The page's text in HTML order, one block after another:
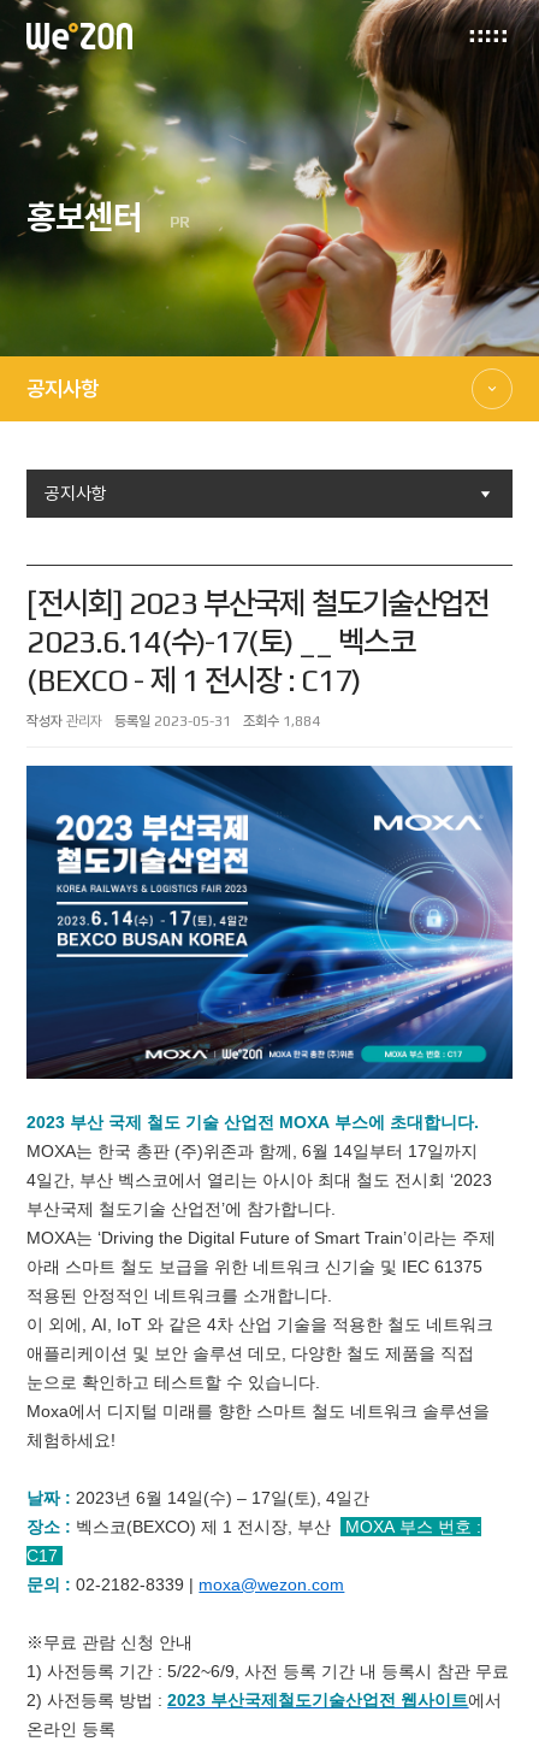
홍보센터 PR
공지사항
공지사항
[전시회] 2023 부산국제 철도기술산업전
2023.6.14(수)-17(토) __ 벡스코
(BEXCO - 제 1 전시장 : C17)
작성자 관리자 등록일 2023-05-31 조회수 1,884
2023 부산 국제 철도 기술 산업전 MOXA 부스에 초대합니다.
MOXA는 한국 총판 (주)위존과 함께 , 6월 14일부터 17일까지
4일간 부산 벡스코에서 열리는 아시아 최대 철도 전시회‘2023
부산국제 철도기술 산업전’에 참가합니다
MOXA는‘Driving the Digital Future of Smart Train’이라는 주제
아래 스마트 철도 보급을 위한 네트워크 신기술 및 IEC 61375
적용된 안정적인 네트워크를 소개합니다
이 외에
, AI, IoT와 같은4차 산업 기술을 적용한 철도 네트워크
애플리케이션 및 보안 솔루션 데모
다양한 철도 제품을 직접
눈으로 확인하고 테스트할 수 있습니다
Moxa에서 디지털 미래를 향한 스마트 철도 네트워크 솔루션을
체험하세요!
날짜 : 2023년 6월 14일(수) – 17일(토), 4일간
장소 : 벡스코(BEXCO)제 1 전시장 부산 MOXA 부스 번호 :
C17
문의 : 02-2182-8339 | moxa@wezon.com
※무료 관람 신청 안내
1)사전등록 기간 : 5/22~6/9,사전 등록 기간 내 등록시 참관 무료
2)사전등록 방법 :2023 부산국제철도기술산업전 웹사이트에서
온라인 등록